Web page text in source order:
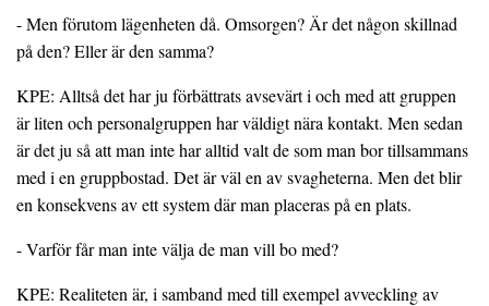
- Men förutom lägenheten då. Omsorgen? Är det någon skillnad
på den? Eller är den samma?
KPE: Alltså det har ju förbättrats avsevärt i och med att gruppen
är liten och personalgruppen har väldigt nära kontakt. Men sedan
är det ju så att man inte har alltid valt de som man bor tillsammans
med i en gruppbostad. Det är väl en av svagheterna. Men det blir
en konsekvens av ett system där man placeras på en plats.
- Varför får man inte välja de man vill bo med?
KPE: Realiteten är, i samband med till exempel avveckling av